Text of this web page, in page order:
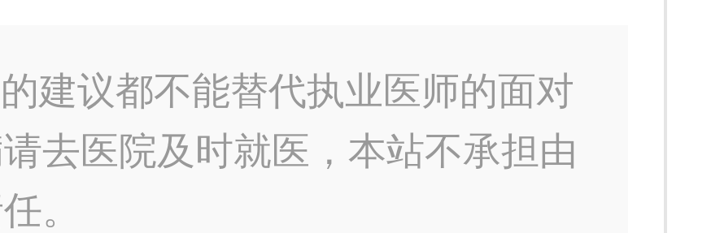
建议都不能替代执业医师的面对
去医院及时就医，本站不承担由
。